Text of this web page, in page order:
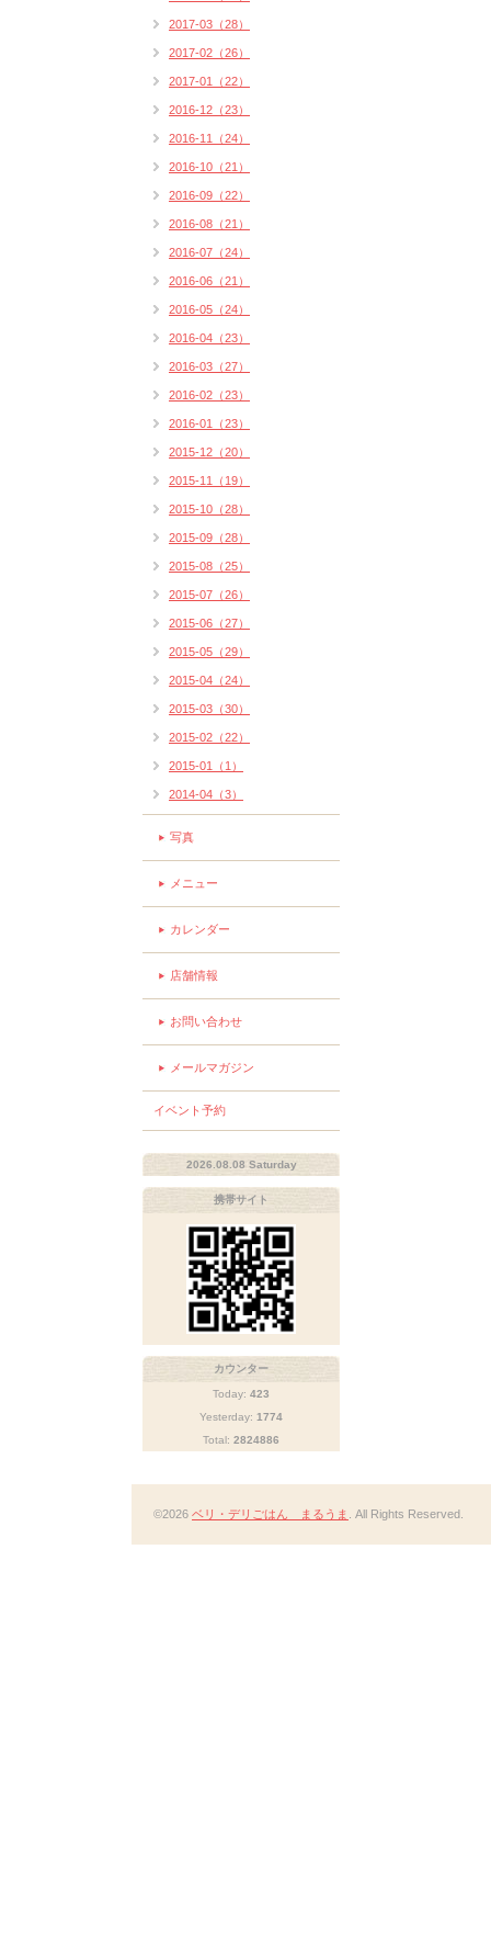
2017-03（28）
2017-02（26）
2017-01（22）
2016-12（23）
2016-11（24）
2016-10（21）
2016-09（22）
2016-08（21）
2016-07（24）
2016-06（21）
2016-05（24）
2016-04（23）
2016-03（27）
2016-02（23）
2016-01（23）
2015-12（20）
2015-11（19）
2015-10（28）
2015-09（28）
2015-08（25）
2015-07（26）
2015-06（27）
2015-05（29）
2015-04（24）
2015-03（30）
2015-02（22）
2015-01（1）
2014-04（3）
写真
メニュー
カレンダー
店舗情報
お問い合わせ
メールマガジン
イベント予約
2026.08.08 Saturday
携帯サイト
カウンター
Today: 423
Yesterday: 1774
Total: 2824886
©2026 ベリ・デリごはん まるうま . All Rights Reserved.